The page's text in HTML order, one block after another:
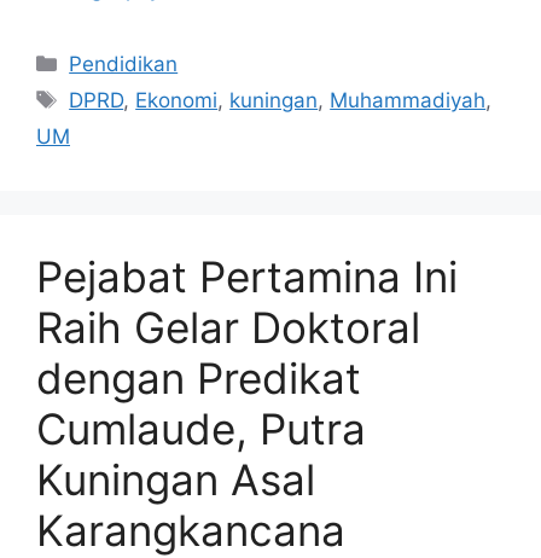
Kategori
Pendidikan
Tag
DPRD, Ekonomi, kuningan, Muhammadiyah,
UM
Pejabat Pertamina Ini
Raih Gelar Doktoral
dengan Predikat
Cumlaude, Putra
Kuningan Asal
Karangkancana